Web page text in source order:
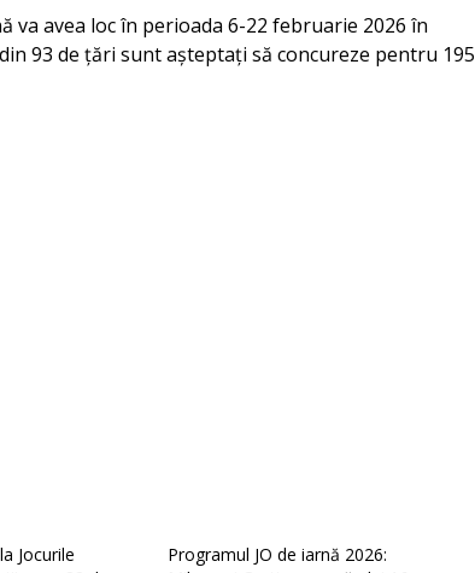
va avea loc în perioada 6-22 februarie 2026 în
93 de țări sunt așteptați să concureze pentru 195
Jocurile
Programul JO de iarnă 2026: